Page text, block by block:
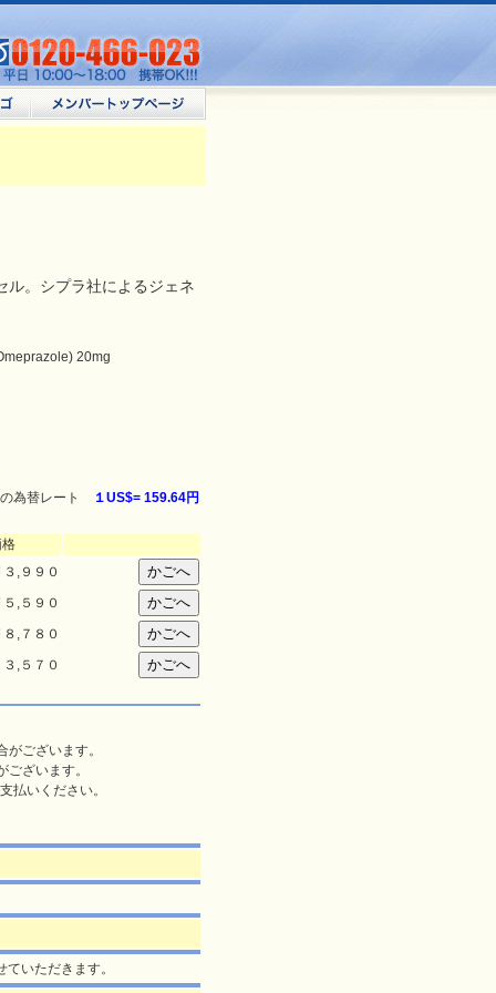
ル。シプラ社によるジェネ
20mg
為替レート １US$= 159.64円
３,９９０
５,５９０
８,７８０
３,５７０
ございます。
ざいます。
払いください。
いただきます。